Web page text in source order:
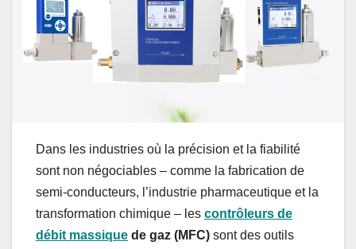
Dans les industries où la précision et la fiabilité
sont non négociables – comme la fabrication de
semi-conducteurs, l’industrie pharmaceutique et la
transformation chimique – les contrôleurs de
débit massique de gaz (MFC) sont des outils